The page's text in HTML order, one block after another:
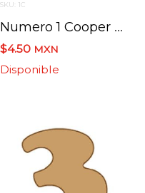
SKU: 1C
Numero 1 Cooper Mini 4 X 6 Cms.
$4.50 MXN
Disponible